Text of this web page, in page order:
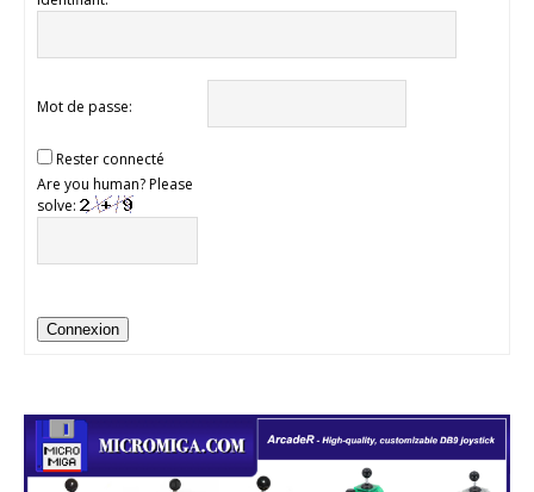
Mot de passe:
Rester connecté
Are you human? Please
solve:
Connexion